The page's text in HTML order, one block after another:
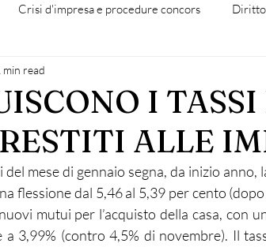
Crisi d'impresa e procedure concors
aziendale
I TASSI
ALLE
min read
del mese di gennaio segna, da inizio
flessione dal 5,46 al 5,39 per cento
mutui per l’acquisto della casa, con
a 3,99% (contro 4,5% di novembre). Il